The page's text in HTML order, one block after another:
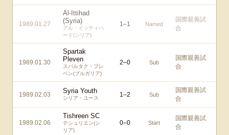
1989.01.27
Al-Ittihad
(Syria)
アル・イッティハ
ード(シリア)
1–1 Named
国際親善試
合
1989.01.30
Spartak
Pleven
スパルタク・プレ
ベン(ブルガリア)
2–0 Sub
国際親善試
合
1989.02.03 Syria Youth
シリア・ユース 1–2 Sub
国際親善試
合
1989.02.06
Tishreen SC
テシュリエン(シ
リア)
0–0 Start
国際親善試
合